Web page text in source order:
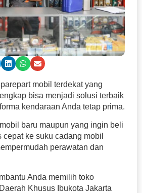
mobil terdekat yang
bisa menjadi solusi terbaik
kendaraan Anda tetap prima.
baru maupun yang ingin beli
ke suku cadang mobil
perawatan dan
Anda memilih toko
Khusus Ibukota Jakarta